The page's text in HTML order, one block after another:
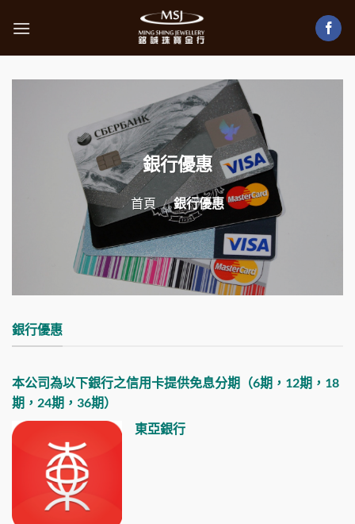
銀行優惠
首頁 / 銀行優惠
銀行優惠
本公司為以下銀行之信用卡提供免息分期（6期，12期，18
期，24期，36期）
東亞銀行